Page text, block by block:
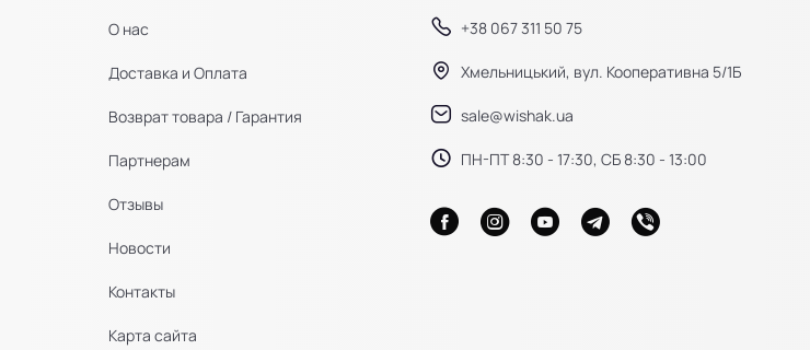
О нас
Доставка и Оплата
Возврат товара / Гарантия
Партнерам
Отзывы
Новости
Контакты
Карта сайта
+38 067 311 50 75
Хмельницький, вул. Кооперативна 5/1Б
sale@wishak.ua
ПН-ПТ 8:30 - 17:30, СБ 8:30 - 13:00